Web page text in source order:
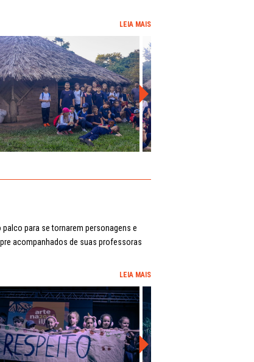
LEIA MAIS
para se tornarem personagens e
acompanhados de suas professoras
LEIA MAIS